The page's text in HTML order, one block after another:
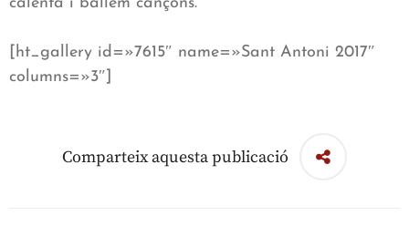
calenta i ballem cançons.
[ht_gallery id=»7615″ name=»Sant Antoni 2017″
columns=»3″]
Comparteix aquesta publicació